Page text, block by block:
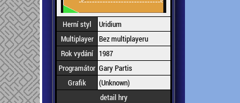
Herní styl
Uridium
Multiplayer Bez multiplayeru
Rok vydání
1987
Programátor Gary Partis
Grafik
(Unknown)
detail hry